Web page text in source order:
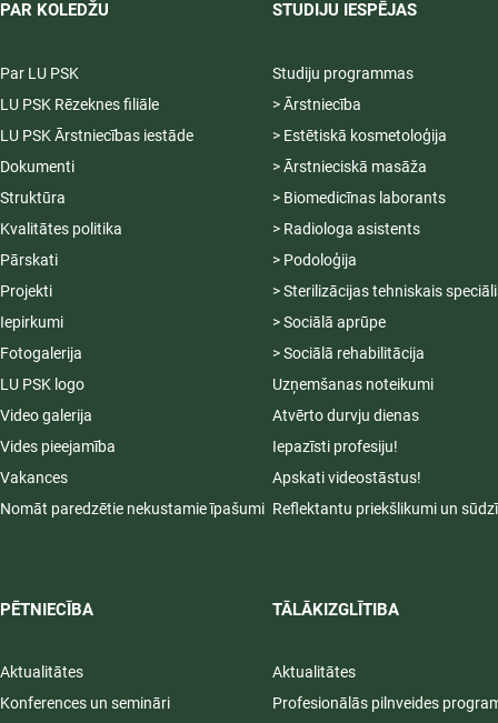
PAR KOLEDŽU
Par LU PSK
LU PSK Rēzeknes filiāle
LU PSK Ārstniecības iestāde
Dokumenti
Struktūra
Kvalitātes politika
Pārskati
Projekti
Iepirkumi
Fotogalerija
LU PSK logo
Video galerija
Vides pieejamība
Vakances
Nomāt paredzētie nekustamie īpašumi
PĒTNIECĪBA
Aktualitātes
Konferences un semināri
STUDIJU IESPĒJAS
Studiju programmas
> Ārstniecība
> Estētiskā kosmetoloģija
> Ārstnieciskā masāža
> Biomedicīnas laborants
> Radiologa asistents
> Podoloģija
> Sterilizācijas tehniskais
> Sociālā aprūpe
> Sociālā rehabilitācija
Uzņemšanas noteikumi
Atvērto durvju dienas
Iepazīsti profesiju!
Apskati videostāstus!
Reflektantu priekšlikumi un
TĀLĀKIZGLĪTIBA
Aktualitātes
Profesionālās pilnveides